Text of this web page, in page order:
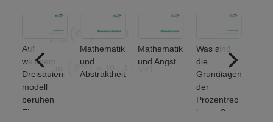
Auf
welchem
Dreisäulen
modell
beruhen
Finanz-
Mathematik
und
Abstraktheit
Mathematik
und Angst
Was sind
die
Grundlagen
der
Prozentrec
hnung?